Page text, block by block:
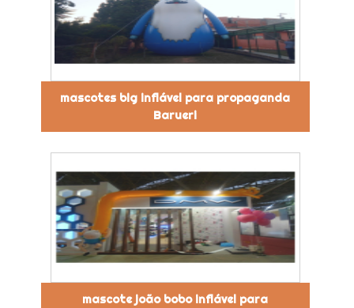
mascotes big inflável para propaganda
Barueri
mascote joão bobo inflável para